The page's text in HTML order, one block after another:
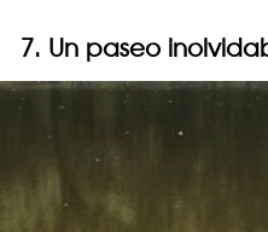
7. Un paseo